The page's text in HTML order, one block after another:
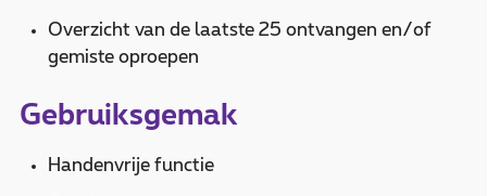
Overzicht van de laatste 25 ontvangen en/of
gemiste oproepen
Gebruiksgemak
Handenvrije functie